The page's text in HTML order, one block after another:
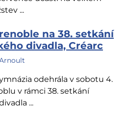
...
na 38. setkání
divadla, Créarc
odehrála v sobotu 4.
v rámci 38. setkání
...